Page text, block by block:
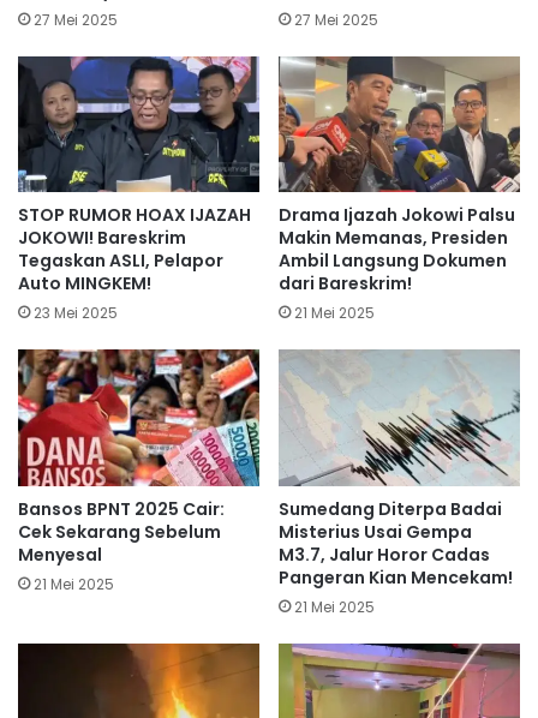
27 Mei 2025 27 Mei 2025
STOP RUMOR HOAX IJAZAH
JOKOWI! Bareskrim
Tegaskan ASLI, Pelapor
Auto MINGKEM!
23 Mei 2025
Drama Ijazah Jokowi Palsu
Makin Memanas, Presiden
Ambil Langsung Dokumen
dari Bareskrim!
21 Mei 2025
Bansos BPNT 2025 Cair:
Cek Sekarang Sebelum
Menyesal
21 Mei 2025
Sumedang Diterpa Badai
Misterius Usai Gempa
M3.7, Jalur Horor Cadas
Pangeran Kian Mencekam!
21 Mei 2025